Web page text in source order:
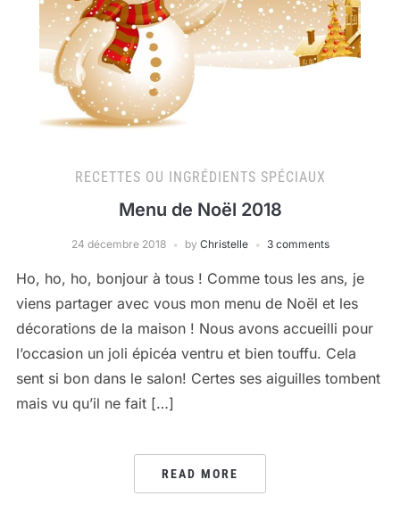
RECETTES OU INGRÉDIENTS SPÉCIAUX
Menu de Noël 2018
24 décembre 2018 by Christelle 3 comments
Ho, ho, ho, bonjour à tous ! Comme tous les ans, je
viens partager avec vous mon menu de Noël et les
décorations de la maison ! Nous avons accueilli pour
l’occasion un joli épicéa ventru et bien touffu. Cela
sent si bon dans le salon! Certes ses aiguilles tombent
mais vu qu’il ne fait […]
READ MORE